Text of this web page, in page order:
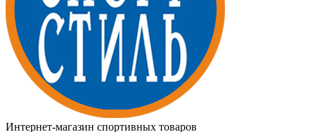
Интернет-магазин спортивных товаров